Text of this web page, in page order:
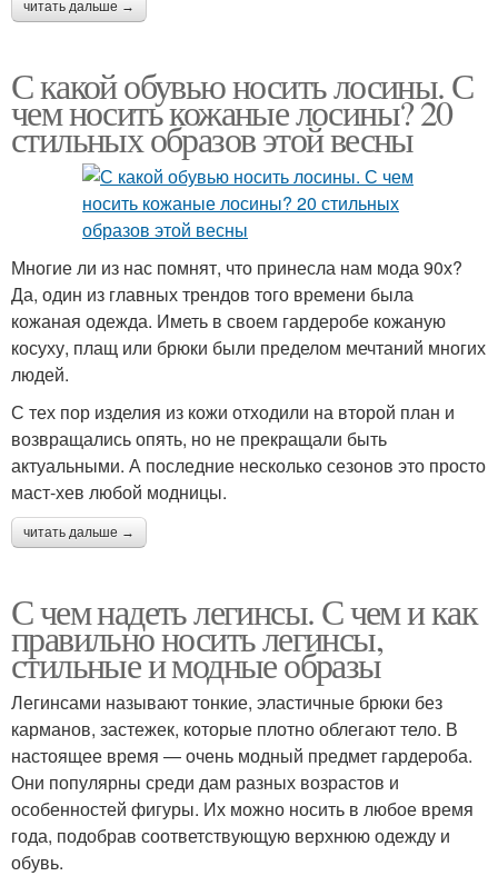
читать дальше →
С какой обувью носить лосины. С
чем носить кожаные лосины? 20
стильных образов этой весны
Многие ли из нас помнят, что принесла нам мода 90х?
Да, один из главных трендов того времени была
кожаная одежда. Иметь в своем гардеробе кожаную
косуху, плащ или брюки были пределом мечтаний многих
людей.
С тех пор изделия из кожи отходили на второй план и
возвращались опять, но не прекращали быть
актуальными. А последние несколько сезонов это просто
маст-хев любой модницы.
читать дальше →
С чем надеть легинсы. С чем и как
правильно носить легинсы,
стильные и модные образы
Легинсами называют тонкие, эластичные брюки без
карманов, застежек, которые плотно облегают тело. В
настоящее время — очень модный предмет гардероба.
Они популярны среди дам разных возрастов и
особенностей фигуры. Их можно носить в любое время
года, подобрав соответствующую верхнюю одежду и
обувь.